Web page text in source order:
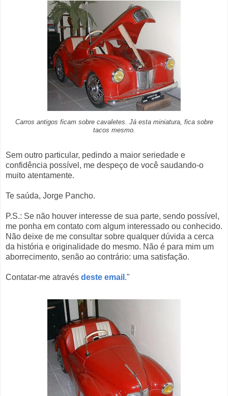
Carros antigos ficam sobre cavaletes. Já esta miniatura, fica sobre
tacos mesmo.
Sem outro particular, pedindo a maior seriedade e
confidência possível, me despeço de você saudando-o
muito atentamente.
Te saúda, Jorge Pancho.
P.S.: Se não houver interesse de sua parte, sendo possível,
me ponha em contato com algum interessado ou conhecido.
Não deixe de me consultar sobre qualquer dúvida a cerca
da história e originalidade do mesmo. Não é para mim um
aborrecimento, senão ao contrário: uma satisfação.
Contatar-me através deste email ."